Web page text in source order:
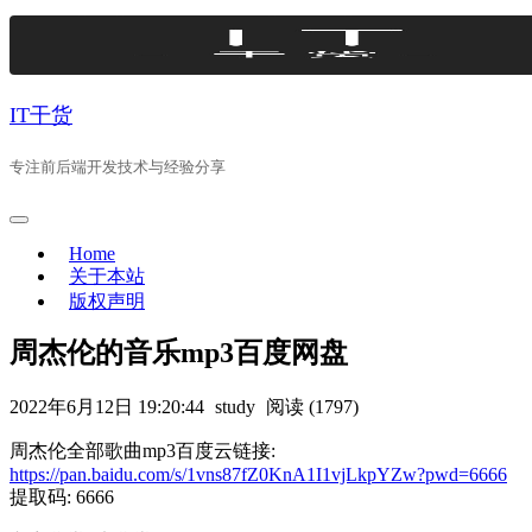
Skip
IT干货
专注前后端开发技术与经验分享
Home
关于本站
版权声明
周杰伦的音乐mp3百度网盘
2022年6月12日 19:20:44 study 阅读 (1797)
周杰伦全部歌曲mp3百度云链接:
https://pan.baidu.com/s/1vns87fZ0KnA1I1vjLkpYZw?pwd=6666
提取码: 6666